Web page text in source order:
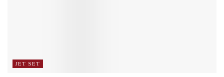
JET SET